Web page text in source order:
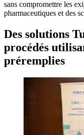
sans compromettre les
pharmaceutiques et des
Des solutions
procédés
préremplies